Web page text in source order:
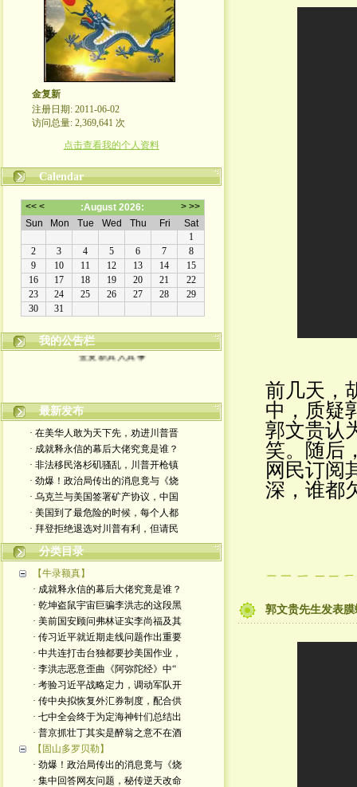
金复新
注册日期: 2011-06-02
访问总量: 2,369,641 次
点击查看我的个人资料
Calendar
我的公告栏
金复新其人其事
最新发布
· 在美华人敢为天下先，劝进川普晋
· 成就释永信的幕后大佬究竟是谁？
· 非法移民洛杉矶骚乱，川普开枪镇
· 劲爆！政治局传出的消息竟与《烧
· 乌克兰与美国签署矿产协议，中国
· 美国到了最危险的时候，每个人都
· 拜登拒绝退选对川普有利，但请民
分类目录
【牛录额真】
· 成就释永信的幕后大佬究竟是谁？
· 乾坤盗鼠宇宙巨骗李洪志的这段黑
· 美前国安顾问弗林证实李尚福及其
· 传习近平就近期走线问题作出重要
· 中共连打击台独都要抄美国作业，
· 李洪志恶意歪曲《阿弥陀经》中“
· 考验习近平战略定力，调动军队开
· 传中央拟恢复外汇券制度，配合供
· 七中全会终于为定海神针们总结出
· 普京抓壮丁其实是醉翁之意不在酒
【固山多罗贝勒】
· 劲爆！政治局传出的消息竟与《烧
· 集中回答网友问题，秘传逆天改命
前几天，
中，质疑
郭文贵认
笑。随后
网民订阅
深，谁都
郭文贵先生发表